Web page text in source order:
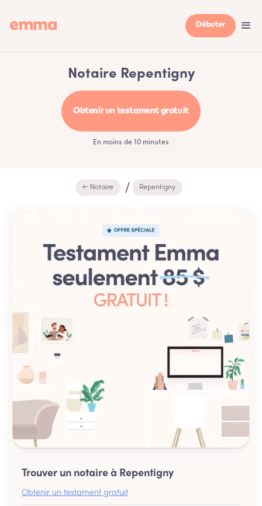
Débuter
Notaire Repentigny
Obtenir un testament gratuit
En moins de 10 minutes
← Notaire Repentigny
Trouver un notaire à Repentigny
Obtenir un testament gratuit